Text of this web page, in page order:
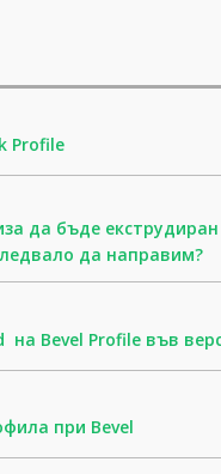
Profile
да бъде
да направим?
Bevel Profile във
при Bevel